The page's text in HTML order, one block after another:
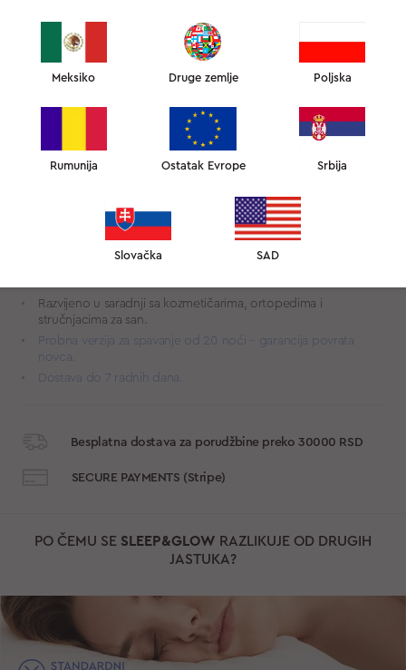
Mikrokapsulirana tehnologija sna: Napredna tehnologija
mikrokapsulacije omogućava postepeno oslobađanje
podržavajući prirodnu proizvodnju melatonina.
Brže zaspi: Stvara idealnu okolinu za san koja pomaže da se
smanji vreme potrebno za uspavljivanje i pripremi telo za
Dubokiji, regenerativniji san: Podstiče duže, neprekidane
Pomaže u borbi protiv bora od spavanja i jutarnjeg otoka i
Materijal „Extra Comfort“ je vrhunska adaptivna pena koja
Razvijeno u saradnji sa kozmetičarima, ortopedima i
stručnjacima za san.
Probna verzija za spavanje od 20 noći – garancija povrata
novca.
Dostava do 7 radnih dana.
Besplatna dostava za porudžbine preko 30000 RSD
SECURE PAYMENTS (Stripe)
PO ČEMU SE SLEEP&GLOW RAZLIKUJE OD DRUGIH
JASTUKA?
Meksiko Druge zemlje Poljska
Rumunija Ostatak Evrope Srbija
Slovačka SAD